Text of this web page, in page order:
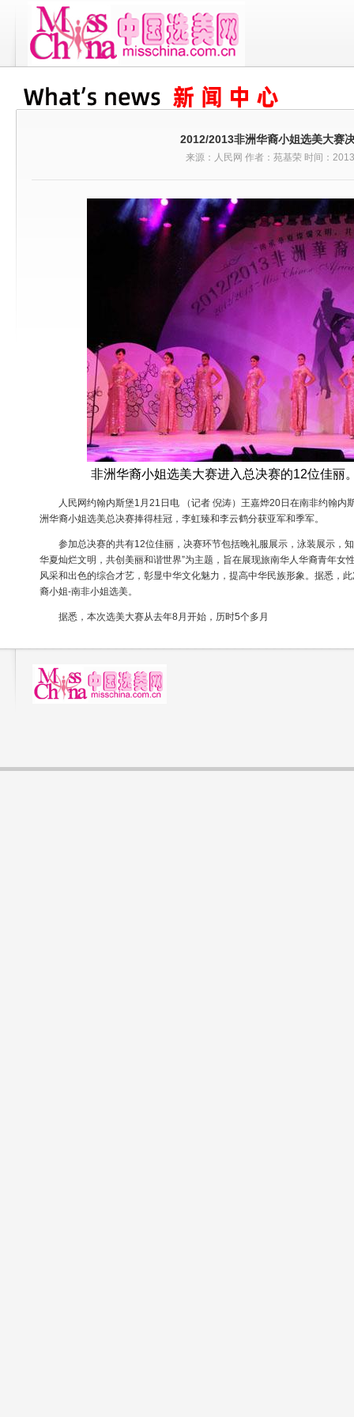
2012/2013非洲华裔小姐选美大赛
来源：人民网 作者：苑基荣 时间：
非洲华裔小姐选美大赛进入总决赛的12位佳丽
人民网约翰内斯堡1月21日电 （记者 倪涛）王嘉烨20日在南非约翰
洲华裔小姐选美总决赛捧得桂冠，李虹臻和李云鹤分获亚军和季军。
参加总决赛的共有12位佳丽，决赛环节包括晚礼服展示，泳装展示，
华夏灿烂文明，共创美丽和谐世界”为主题，旨在展现旅南华人华裔青年女
风采和出色的综合才艺，彰显中华文化魅力，提高中华民族形象。据悉，
裔小姐-南非小姐选美。
据悉，本次选美大赛从去年8月开始，历时5个多月